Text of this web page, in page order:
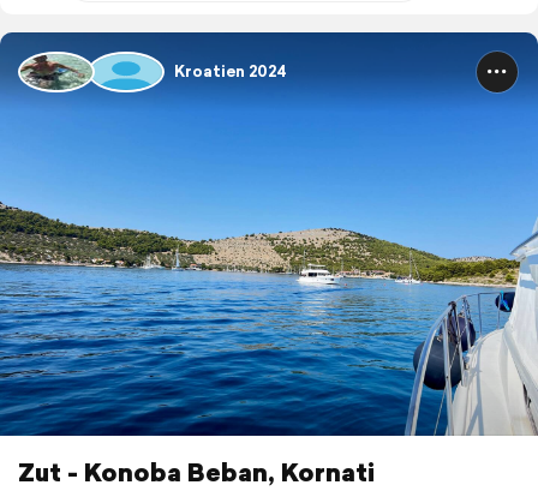
Kroatien 2024
Zut - Konoba Beban, Kornati